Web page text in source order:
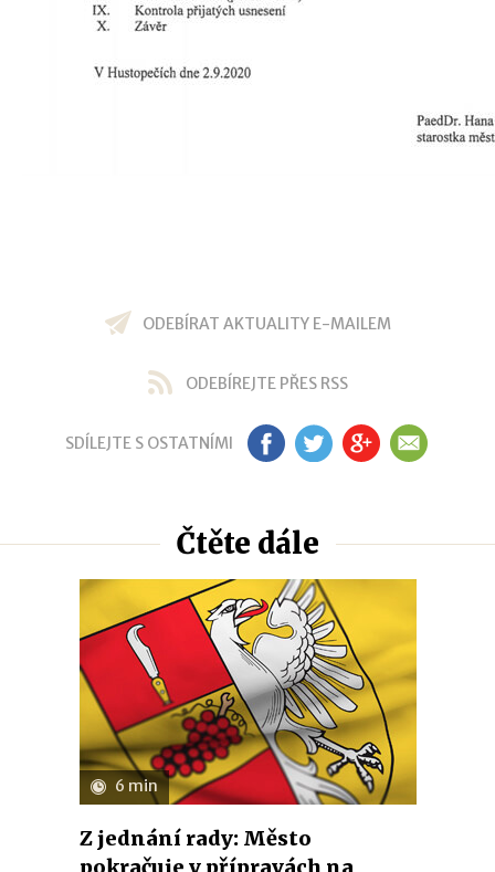
ODEBÍRAT AKTUALITY E-MAILEM
ODEBÍREJTE PŘES RSS
SDÍLEJTE S OSTATNÍMI FB TW GP EM
Čtěte dále
6 min
Z jednání rady: Město